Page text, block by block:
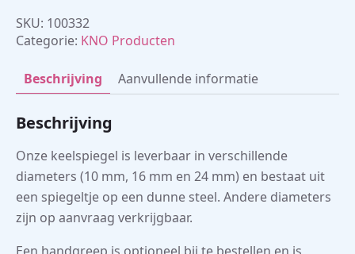
SKU: 100332
Categorie: KNO Producten
Beschrijving Aanvullende informatie
Beschrijving
Onze keelspiegel is leverbaar in verschillende
diameters (10 mm, 16 mm en 24 mm) en bestaat uit
een spiegeltje op een dunne steel. Andere diameters
zijn op aanvraag verkrijgbaar.
Een handgreep is optioneel bij te bestellen en is